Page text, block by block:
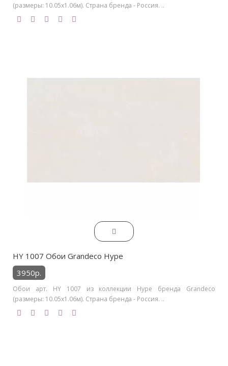
(размеры: 10.05х1.06м). Страна бренда - Россия. ..
HY 1007 Обои Grandeco Hype
3950р.
Обои арт. HY 1007 из коллекции Hype бренда Grandeco
(размеры: 10.05х1.06м). Страна бренда - Россия. ..